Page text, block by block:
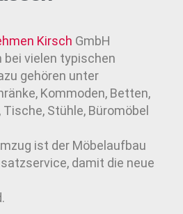
Kirsch GmbH
vielen typischen
gehören unter
Kommoden, Betten,
Tische, Stühle, Büromöbel
ist der Möbelaufbau
damit die neue